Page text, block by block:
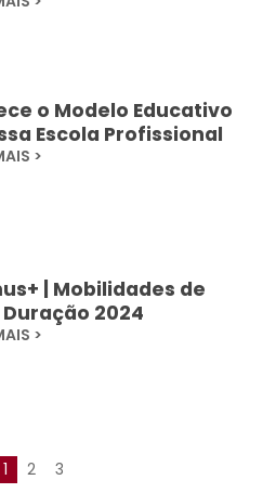
o Modelo Educativo
Escola Profissional
>
| Mobilidades de
2024
>
1 2 3